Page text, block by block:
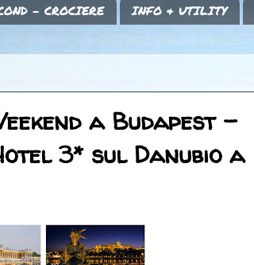
- CROCIERE INFO & UTILITY
a Budapest -
3* sul Danubio a